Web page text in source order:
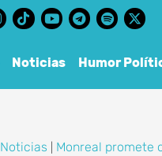
Noticias Humor
Noticias Monreal promete